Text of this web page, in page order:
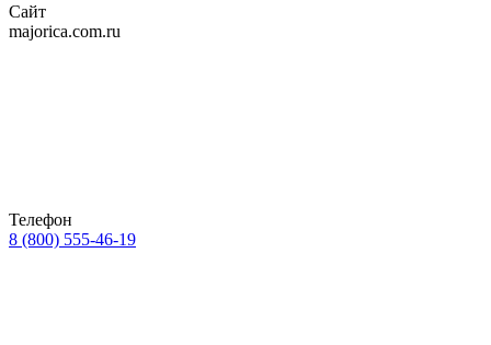
Сайт
majorica.com.ru
Телефон
8 (800) 555-46-19